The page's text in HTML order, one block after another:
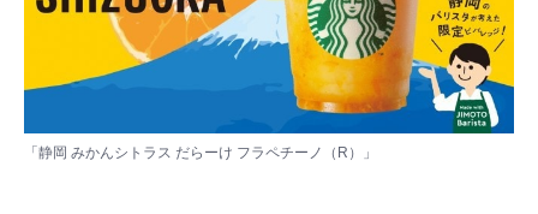
「静岡 みかんシトラス だらーけ フラペチーノ（R）」